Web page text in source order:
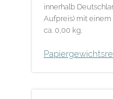
innerhalb
Aufpreis) mit
ca. 0,00 kg.